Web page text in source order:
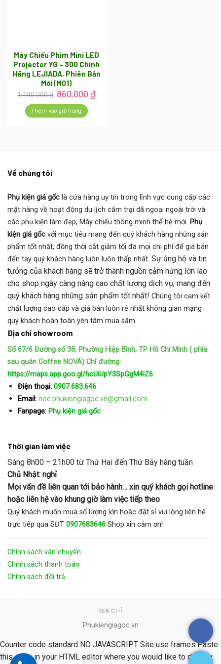
Máy Chiếu Phim Mini LED
Projector YG – 300 Chính
Hãng LEJIADA, Phiên Bản
Mới (M01)
1.190.000₫ Giá
gốc
là:
1.190.000 ₫.
860.000₫Giá
hiện
Thêm vào giỏ hàng
Về chúng tôi
Phụ kiện giá gốc là cửa hàng uy tín trong lĩnh vực cung cấp các
mặt hàng về hoạt động du lịch cắm trại dã ngoại ngoài trời và
các phụ kiện làm đẹp, Máy chiếu thông minh thế hệ mới. Phụ
kiện giá gốc với mục tiêu mang đến quý khách hàng những sản
phẩm tốt nhất, đồng thời cắt giảm tối đa mọi chi phí để giá bán
đến tay quý khách hàng luôn luôn thấp nhất. Sự ủng hộ và tin
tưởng của khách hàng sẽ trở thành nguồn cảm hứng lớn lao
cho shop ngày càng nâng cao chất lượng dịch vụ, mang đến
quý khách hàng những sản phẩm tốt nhất! Chúng tôi cam kết
chất lượng cao cấp và giá bán luôn rẻ nhất không gian mạng
quý khách hoàn toàn yên tâm mua sắm
Địa chỉ showroom
Số 67/6 Đường số 38, Phường Hiệp Bình, TP Hồ Chí Minh ( phía
sau quán Coffee NOVA) Chỉ đường:
https://maps.app.goo.gl/hcUiUpY3SpGgM4iZ6
Điện thoại: 0907.683.646
Email:noc.phukiengiagoc.vn@gmail.com
Fanpage:Phụ kiện giá gốc
Thời gian làm việc
Sáng 8h00 – 21h00 từ Thứ Hai đến Thứ Bảy hàng tuần
Chủ Nhật: nghỉ
Mọi vấn đề liên quan tới bảo hành… xin quý khách gọi hotline
hoặc liên hệ vào khung giờ làm việc tiếp theo
Quý khách muốn mua số lượng lớn hoặc đặt sỉ vui lòng liên hệ
trực tiếp qua SĐT 0907683646 Shop xin cảm ơn!
Chính sách vận chuyển
Chính sách thanh toán
Chính sách đổi trả
ĐỊA CHỈ
Phukiengiagoc.vn
Counter code standard NO JAVASCRIPT Site use frames Paste
this code in your HTML editor where you would like to display